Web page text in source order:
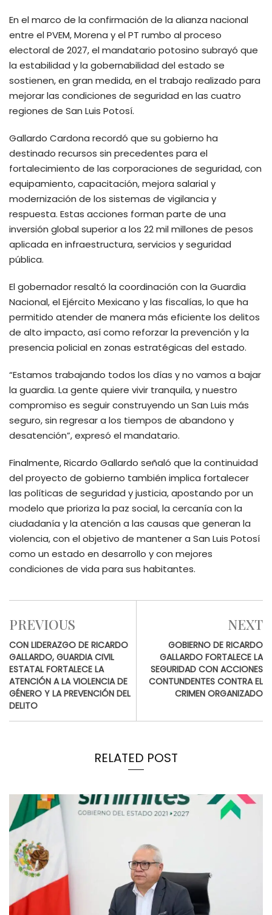
En el marco de la confirmación de la alianza nacional
entre el PVEM, Morena y el PT rumbo al proceso
electoral de 2027, el mandatario potosino subrayó que
la estabilidad y la gobernabilidad del estado se
sostienen, en gran medida, en el trabajo realizado para
mejorar las condiciones de seguridad en las cuatro
regiones de San Luis Potosí.
Gallardo Cardona recordó que su gobierno ha
destinado recursos sin precedentes para el
fortalecimiento de las corporaciones de seguridad, con
equipamiento, capacitación, mejora salarial y
modernización de los sistemas de vigilancia y
respuesta. Estas acciones forman parte de una
inversión global superior a los 22 mil millones de pesos
aplicada en infraestructura, servicios y seguridad
pública.
El gobernador resaltó la coordinación con la Guardia
Nacional, el Ejército Mexicano y las fiscalías, lo que ha
permitido atender de manera más eficiente los delitos
de alto impacto, así como reforzar la prevención y la
presencia policial en zonas estratégicas del estado.
“Estamos trabajando todos los días y no vamos a bajar
la guardia. La gente quiere vivir tranquila, y nuestro
compromiso es seguir construyendo un San Luis más
seguro, sin regresar a los tiempos de abandono y
desatención”, expresó el mandatario.
Finalmente, Ricardo Gallardo señaló que la continuidad
del proyecto de gobierno también implica fortalecer
las políticas de seguridad y justicia, apostando por un
modelo que prioriza la paz social, la cercanía con la
ciudadanía y la atención a las causas que generan la
violencia, con el objetivo de mantener a San Luis Potosí
como un estado en desarrollo y con mejores
condiciones de vida para sus habitantes.
PREVIOUS
CON LIDERAZGO DE RICARDO
GALLARDO, GUARDIA CIVIL
ESTATAL FORTALECE LA
ATENCIÓN A LA VIOLENCIA DE
GÉNERO Y LA PREVENCIÓN DEL
DELITO
NEXT
GOBIERNO DE RICARDO
GALLARDO FORTALECE LA
SEGURIDAD CON ACCIONES
CONTUNDENTES CONTRA EL
CRIMEN ORGANIZADO
RELATED POST